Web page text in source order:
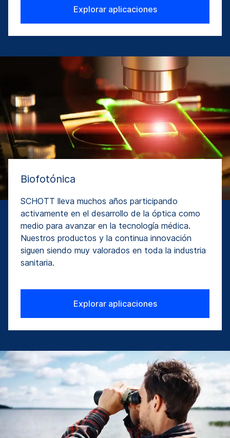
Explorar aplicaciones
Biofotónica
SCHOTT lleva muchos años participando
activamente en el desarrollo de la óptica como
medio para avanzar en la tecnología médica.
Nuestros productos y la continua innovación
siguen siendo muy valorados en toda la industria
sanitaria.
Explorar aplicaciones